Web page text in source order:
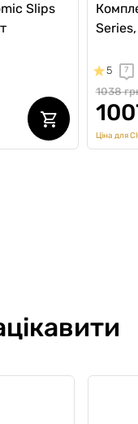
Slips
5 7
1038
Ціна для
Slips